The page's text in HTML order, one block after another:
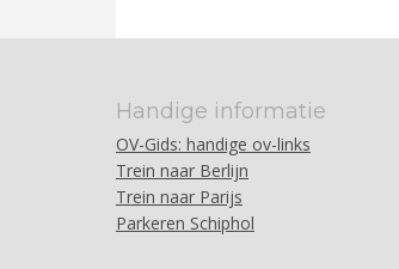
Handige informatie
OV-Gids: handige ov-links
Trein naar Berlijn
Trein naar Parijs
Parkeren Schiphol